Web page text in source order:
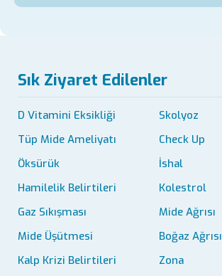
Sık Ziyaret Edilenler
D Vitamini Eksikliği
Skolyoz
Tüp Mide Ameliyatı
Check Up
Öksürük
İshal
Hamilelik Belirtileri
Kolestrol
Gaz Sıkışması
Mide Ağrısı
Mide Üşütmesi
Boğaz Ağrısı
Kalp Krizi Belirtileri
Zona